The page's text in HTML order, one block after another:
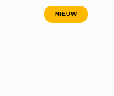
NIEUW